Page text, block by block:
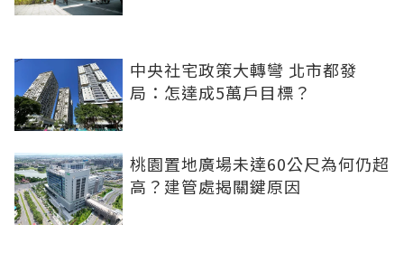
中央社宅政策大轉彎 北市都發
局：怎達成5萬戶目標？
桃園置地廣場未達60公尺為何仍超
高？建管處揭關鍵原因